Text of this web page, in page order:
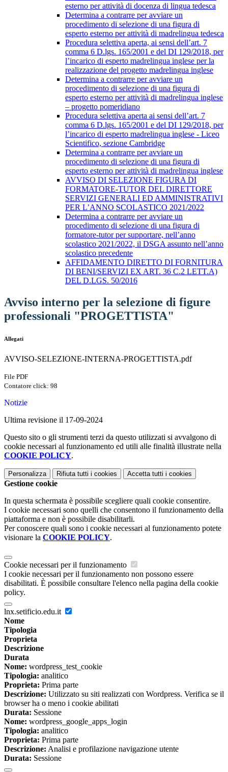
esterno per attività di docenza di lingua tedesca
Determina a contrarre per avviare un
procedimento di selezione di una figura di
esperto esterno per attività di madrelingua tedesca
Procedura selettiva aperta, ai sensi dell’art. 7
comma 6 D.lgs. 165/2001 e del DI 129/2018, per
l’incarico di esperto madrelingua inglese per la
realizzazione del progetto madrelingua inglese
Determina a contrarre per avviare un
procedimento di selezione di una figura di
esperto esterno per attività di madrelingua inglese
– progetto pomeridiano
Procedura selettiva aperta ai sensi dell’art. 7
comma 6 D.lgs. 165/2001 e del DI 129/2018, per
l’incarico di esperto madrelingua inglese - Liceo
Scientifico, sezione Cambridge
Determina a contrarre per avviare un
procedimento di selezione di una figura di
esperto esterno per attività di madrelingua inglese
AVVISO DI SELEZIONE FIGURA DI
FORMATORE-TUTOR DEL DIRETTORE
SERVIZI GENERALI ED AMMINISTRATIVI
PER L’ANNO SCOLASTICO 2021/2022
Determina a contrarre per avviare un
procedimento di selezione di una figura di
formatore-tutor per supportare, nell’anno
scolastico 2021/2022, il DSGA assunto nell’anno
scolastico precedente
AFFIDAMENTO DIRETTO DI FORNITURA
DI BENI/SERVIZI EX ART. 36 C.2 LETT.A)
DEL D.LGS. 50/2016
Avviso interno per la selezione di figure
professionali "PROGETTISTA"
Allegati
AVVISO-SELEZIONE-INTERNA-PROGETTISTA.pdf
File PDF
Contatore click: 98
Notizie
Ultima revisione il 17-09-2024
Questo sito o gli strumenti terzi da questo utilizzati si avvalgono di
cookie necessari al funzionamento ed utili alle finalità illustrate nella
COOKIE POLICY.
Personalizza Rifiuta tutti i cookies Accetta tutti i cookies
Gestione cookie
In questa schermata è possibile scegliere quali cookie consentire.
I cookie necessari sono quelli che consentono il funzionamento della
piattaforma e non è possibile disabilitarli.
Per conoscere quali sono i cookie necessari al funzionamento potete
visionare la COOKIE POLICY.
Cookie necessari per il funzionamento
I cookie necessari per il funzionamento non possono essere
disabilitati. È possibile consultare l'elenco nella pagina della cookie
policy.
lnx.setificio.edu.it
Nome
Tipologia
Proprieta
Descrizione
Durata
Nome: wordpress_test_cookie
Tipologia: analitico
Proprieta: Prima parte
Descrizione: Utilizzato su siti realizzati con Wordpress. Verifica se il
browser ha o meno i cookie abilitati
Durata: Sessione
Nome: wordpress_google_apps_login
Tipologia: analitico
Proprieta: Prima parte
Descrizione: Analisi e profilazione navigazione utente
Durata: Sessione